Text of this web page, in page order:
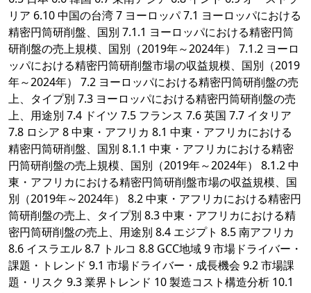
リア 6.10 中国の台湾 7 ヨーロッパ 7.1 ヨーロッパにおける
精密円筒研削盤、国別 7.1.1 ヨーロッパにおける精密円筒
研削盤の売上規模、国別（2019年～2024年） 7.1.2 ヨーロ
ッパにおける精密円筒研削盤市場の収益規模、国別（2019
年～2024年） 7.2 ヨーロッパにおける精密円筒研削盤の売
上、タイプ別 7.3 ヨーロッパにおける精密円筒研削盤の売
上、用途別 7.4 ドイツ 7.5 フランス 7.6 英国 7.7 イタリア
7.8 ロシア 8 中東・アフリカ 8.1 中東・アフリカにおける
精密円筒研削盤、国別 8.1.1 中東・アフリカにおける精密
円筒研削盤の売上規模、国別（2019年～2024年） 8.1.2 中
東・アフリカにおける精密円筒研削盤市場の収益規模、国
別（2019年～2024年） 8.2 中東・アフリカにおける精密円
筒研削盤の売上、タイプ別 8.3 中東・アフリカにおける精
密円筒研削盤の売上、用途別 8.4 エジプト 8.5 南アフリカ
8.6 イスラエル 8.7 トルコ 8.8 GCC地域 9 市場ドライバー・
課題・トレンド 9.1 市場ドライバー・成長機会 9.2 市場課
題・リスク 9.3 業界トレンド 10 製造コスト構造分析 10.1